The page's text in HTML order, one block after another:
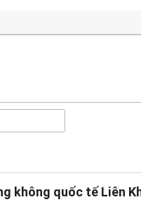
không quốc tế Liên